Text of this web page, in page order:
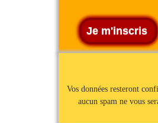
Vos données resteront
aucun spam ne vous